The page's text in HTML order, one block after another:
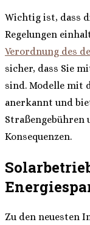
Wichtig ist, dass
Regelungen
Verordnung des
sicher, dass Sie
sind. Modelle mit
anerkannt und
Straßengebühren
Konsequenzen.
Zu den neuesten